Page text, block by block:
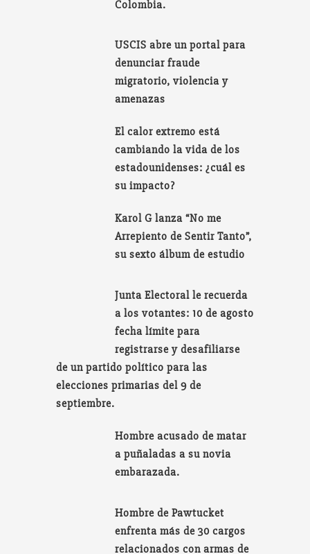
Colombia.
USCIS abre un portal para
denunciar fraude
migratorio, violencia y
amenazas
El calor extremo está
cambiando la vida de los
estadounidenses: ¿cuál es
su impacto?
Karol G lanza “No me
Arrepiento de Sentir Tanto”,
su sexto álbum de estudio
Junta Electoral le recuerda
a los votantes: 10 de agosto
fecha límite para
registrarse y desafiliarse
de un partido político para las
elecciones primarias del 9 de
septiembre.
Hombre acusado de matar
a puñaladas a su novia
embarazada.
Hombre de Pawtucket
enfrenta más de 30 cargos
relacionados con armas de